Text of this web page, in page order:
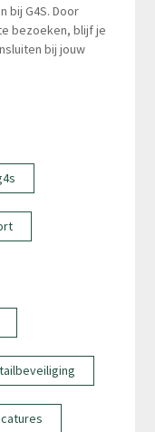
bij G4S. Door
bezoeken, blijf je
bij jouw